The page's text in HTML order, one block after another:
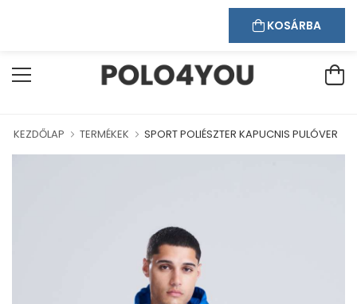
ÜDVÖZÖLJÜK WEBÁRUHÁZUNKBAN!
Bejelentkezés Regisztráció
KEZDŐLAP TERMÉKEK SPORT POLIÉSZTER KAPUCNIS PULÓVER
KOSÁRBA